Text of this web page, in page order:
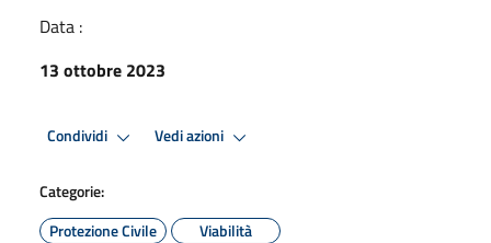
Data :
13 ottobre 2023
Condividi Vedi azioni
Categorie:
Protezione Civile
Viabilità